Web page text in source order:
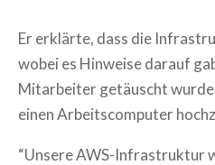
Er erklärte, dass die
wobei es Hinweise darauf
Mitarbeiter getäuscht
einen Arbeitscomputer
“Unsere AWS-Infrastruktur